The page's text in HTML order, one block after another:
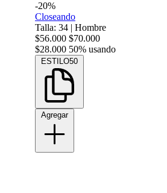
-20%
Closeando
Talla: 34 | Hombre
$56.000 $70.000
$28.000 50% usando
ESTILO50
Agregar